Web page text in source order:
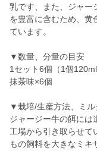
乳です、また、ジャー
を豊富に含むため、黄
ています。
▼数量、分量の目安
1セット6個（1個
抹茶味×6個
▼栽培/生産方法、ミル
ジャージー牛の餌には
工場から引き取らせて
もの飼料を大きなミキ